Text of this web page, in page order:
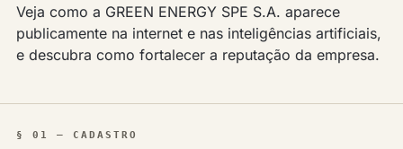
Veja como a GREEN ENERGY SPE S.A. aparece
publicamente na internet e nas inteligências artificiais,
e descubra como fortalecer a reputação da empresa.
§ 01 — CADASTRO